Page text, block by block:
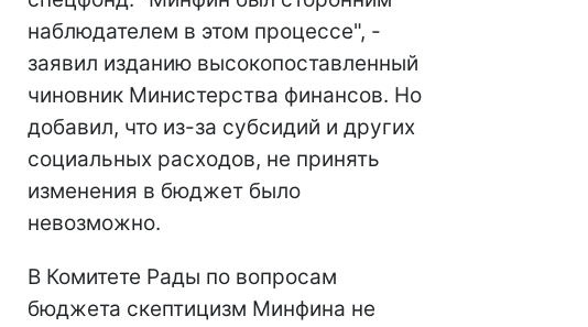
наблюдателем в этом процессе", -
заявил изданию высокопоставленный
чиновник Министерства финансов. Но
добавил, что из-за субсидий и других
социальных расходов, не принять
изменения в бюджет было
невозможно.
В Комитете Рады по вопросам
бюджета скептицизм Минфина не